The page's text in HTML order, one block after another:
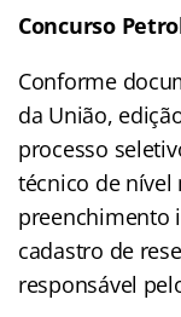
Concurso
Conforme
da União,
processo
técnico de nível
preenchimento
cadastro de
responsável